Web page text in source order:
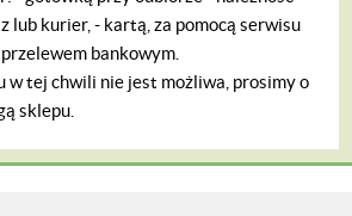
lub kurier, - kartą, za pomocą serwisu
bankowym.
w tej chwili nie jest możliwa, prosimy o
sklepu.